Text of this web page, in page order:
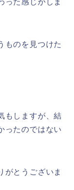
ものを見つけた
もしますが、結
ったのではない
がとうございま